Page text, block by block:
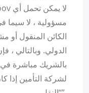
مسؤولية ، لا سيما
الكائن المنقول
الدولي. وبالتالي ،
بالشريك مباشرة
لشركة التأمين